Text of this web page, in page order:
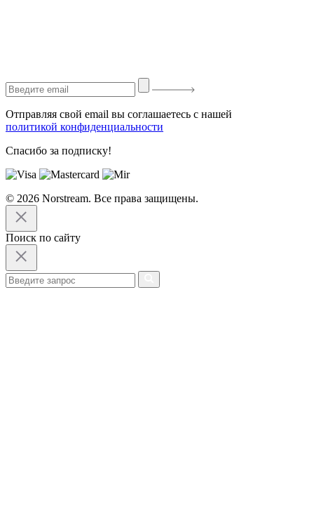
Отправляя свой email вы соглашаетесь с нашей
политикой конфиденциальности
Спасибо за подписку!
© 2026 Norstream. Все права защищены.
Поиск по сайту